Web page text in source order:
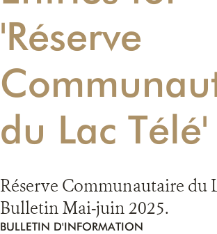
'Réserve
du Lac Télé'
Réserve Communautaire du
Bulletin Mai-juin 2025.
BULLETIN D'INFORMATION